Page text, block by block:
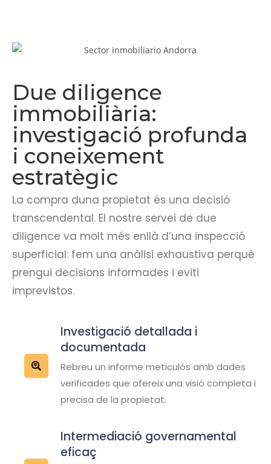
Due diligence
immobiliària:
investigació profunda
i coneixement
estratègic
La compra duna propietat és una decisió
transcendental. El nostre servei de due
diligence va molt més enllà d’una inspecció
superficial: fem una anàlisi exhaustiva perquè
prengui decisions informades i eviti
imprevistos.
Investigació detallada i
documentada
Rebreu un informe meticulós amb dades
verificades que ofereix una visió completa i
precisa de la propietat.
Intermediació governamental
eficaç